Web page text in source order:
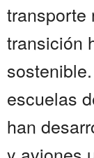
transporte
transición
escuelas
han